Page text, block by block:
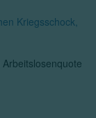
Kriegsschock,